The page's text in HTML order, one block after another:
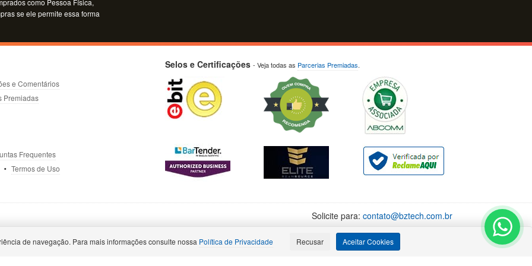
se ele permite essa forma
e Comentários
Premiadas
Frequentes
Termos de Uso
Selos e Certificações - Veja todas as Parcerias Premiadas.
Solicite para: contato@bztech.com.br
4063-7935 Rio de Janeiro: (21) 4063-7366 Belo Horizonte: (31) 4063-7488
Porto Alegre: (51) 4063-8791
de navegação. Para mais informações consulte nossa Política de Privacidade Recusar Aceitar Cookies